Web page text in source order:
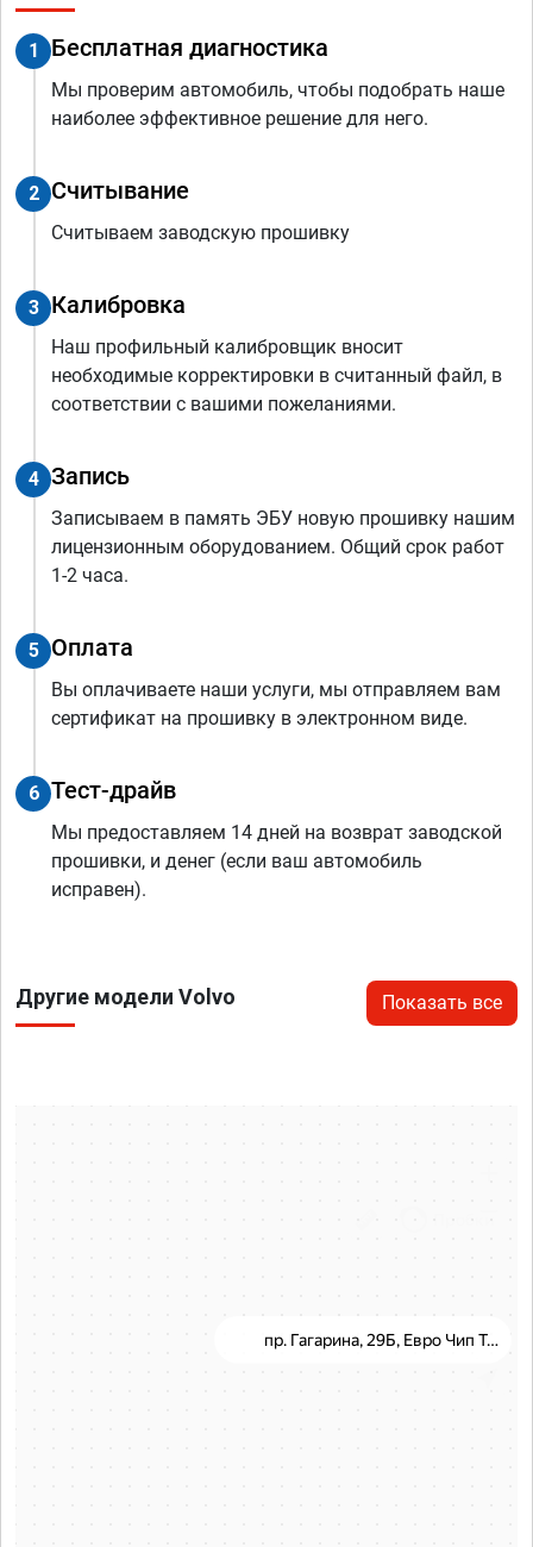
1 Бесплатная диагностика
Мы проверим автомобиль, чтобы подобрать наше
наиболее эффективное решение для него.
2 Считывание
Считываем заводскую прошивку
3 Калибровка
Наш профильный калибровщик вносит
необходимые корректировки в считанный файл, в
соответствии с вашими пожеланиями.
4 Запись
Записываем в память ЭБУ новую прошивку нашим
лицензионным оборудованием. Общий срок работ
1-2 часа.
5 Оплата
Вы оплачиваете наши услуги, мы отправляем вам
сертификат на прошивку в электронном виде.
6 Тест-драйв
Мы предоставляем 14 дней на возврат заводской
прошивки, и денег (если ваш автомобиль
исправен).
Другие модели Volvo Показать все